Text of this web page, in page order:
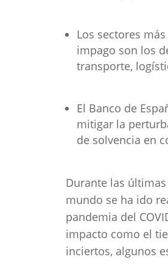
Los sectores
impago son los
transporte,
El Banco de
mitigar la
de solvencia en
Durante las
mundo se ha ido
pandemia del
impacto como el
inciertos, algunos